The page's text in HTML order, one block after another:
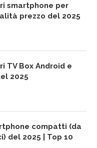
smartphone per
prezzo del 2025
TV Box Android e
2025
compatti (da
del 2025 | Top 10